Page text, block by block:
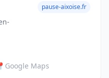
pause-aixoise.fr
Google Maps